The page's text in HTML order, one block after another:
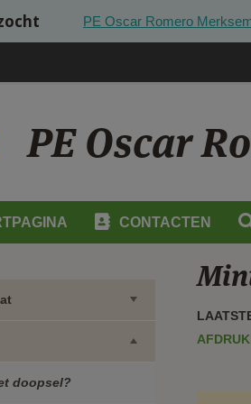
PE Oscar Romero
PE Oscar
CONTACTEN
doopsel?